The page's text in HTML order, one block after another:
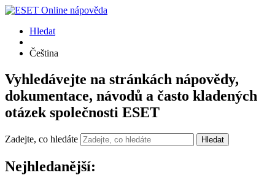
Hledat
Čeština
Vyhledávejte na stránkách nápovědy,
dokumentace, návodů a často kladených
otázek společnosti ESET
Zadejte, co hledáte Hledat
Nejhledanější: